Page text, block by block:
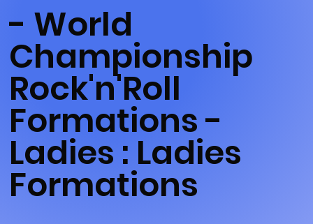
- World
Championship
Rock'n'Roll
Formations -
Ladies : Ladies
Formations